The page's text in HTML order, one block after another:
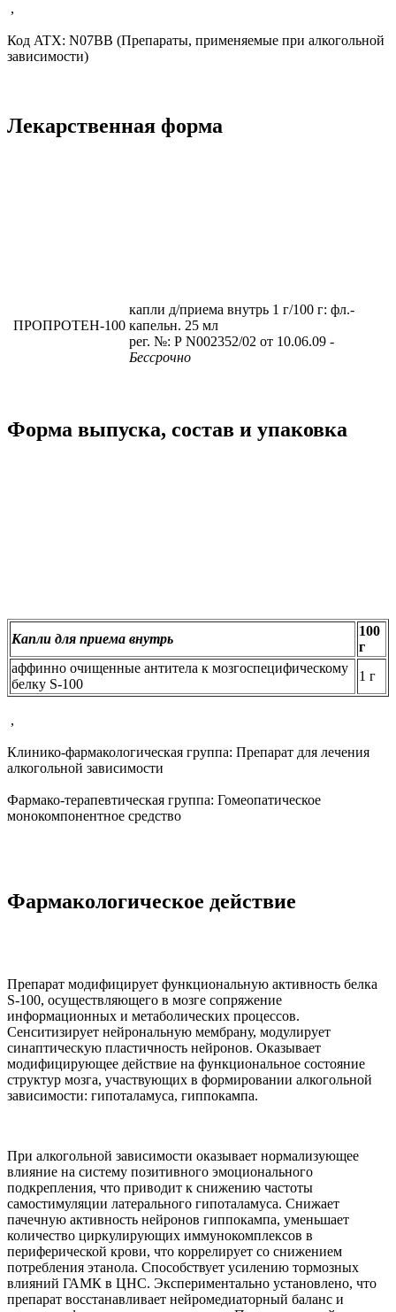
,
Код ATX: N07BB (Препараты, применяемые при алкогольной
зависимости)
Лекарственная форма
ПРОПРОТЕН-100
капли д/приема внутрь 1 г/100 г: фл.-
капельн. 25 мл
рег. №: Р N002352/02 от 10.06.09 -
Бессрочно
Форма выпуска, состав и упаковка
Капли для приема внутрь
100
г
аффинно очищенные антитела к мозгоспецифическому
белку S-100
1 г
,
Клинико-фармакологическая группа: Препарат для лечения
алкогольной зависимости
Фармако-терапевтическая группа: Гомеопатическое
монокомпонентное средство
Фармакологическое действие
Препарат модифицирует функциональную активность белка
S-100, осуществляющего в мозге сопряжение
информационных и метаболических процессов.
Сенситизирует нейрональную мембрану, модулирует
синаптическую пластичность нейронов. Оказывает
модифицирующее действие на функциональное состояние
структур мозга, участвующих в формировании алкогольной
зависимости: гипоталамуса, гиппокампа.
При алкогольной зависимости оказывает нормализующее
влияние на систему позитивного эмоционального
подкрепления, что приводит к снижению частоты
самостимуляции латерального гипоталамуса. Снижает
пачечную активность нейронов гиппокампа, уменьшает
количество циркулирующих иммунокомплексов в
периферической крови, что коррелирует со снижением
потребления этанола. Способствует усилению тормозных
влияний ГАМК в ЦНС. Экспериментально установлено, что
препарат восстанавливает нейромедиаторный баланс и